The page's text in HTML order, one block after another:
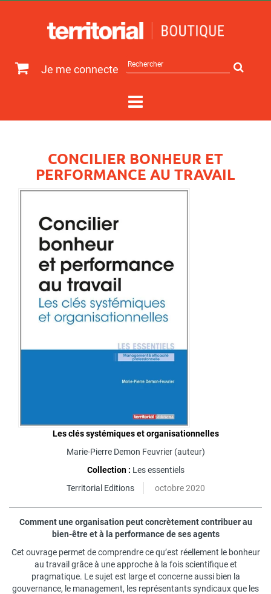
Je me connecte
sur
CONCILIER BONHEUR ET
PERFORMANCE AU TRAVAIL
Les clés systémiques et organisationnelles
Marie-Pierre Demon Feuvrier(auteur)
Collection : Les essentiels
Territorial Editions
octobre 2020
Comment une organisation peut concrètement contribuer au
bien-être et à la performance de ses agents
Cet ouvrage permet de comprendre ce qu’est réellement le bonheur
au travail grâce à une approche à la fois scientifique et
pragmatique. Le sujet est large et concerne aussi bien la
gouvernance, le management, les représentants syndicaux que les